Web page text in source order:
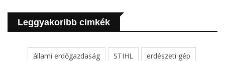
Leggyakoribb cimkék
állami erdőgazdaság STIHL erdészeti gép